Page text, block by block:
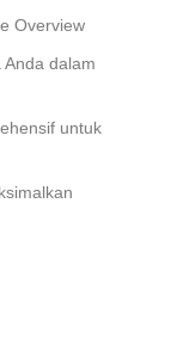
Overview
dalam
untuk